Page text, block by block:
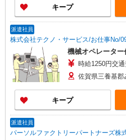
キープ
派遣社員
株式会社テクノ・サービス/お仕事No/
機械オペレーター
時給1250円交
佐賀県三養基
キープ
派遣社員
パーソルファクトリーパートナーズ株